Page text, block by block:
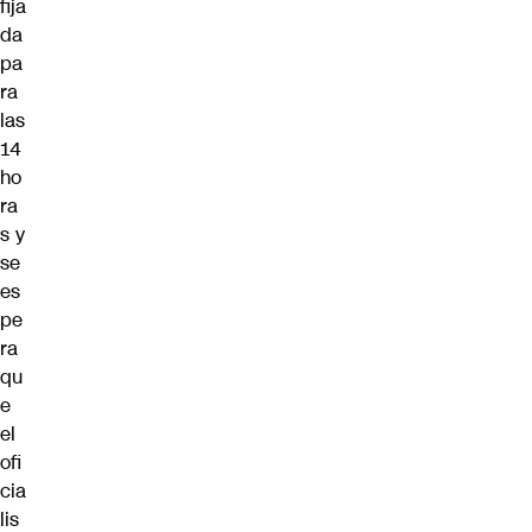
fija
da
pa
ra
las
14
ho
ra
s y
se
es
pe
ra
qu
e
el
ofi
cia
lis